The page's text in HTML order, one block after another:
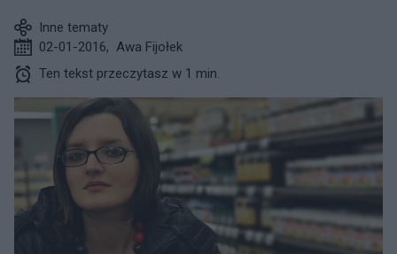
Inne tematy
02-01-2016, Awa Fijołek
Ten tekst przeczytasz w 1 min.